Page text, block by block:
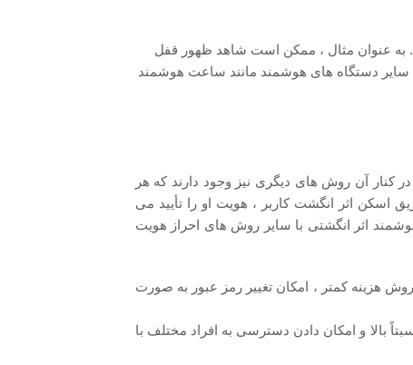
به عنوان مثال ، ممکن است شاهد ظهور قفل
دستگاه ‌های هوشمند مانند ساعت هوشمند
کنار آن‌ روش ‌های دیگری نیز وجود دارند که هر
اسکن اثر انگشت کاربر ، هویت او را تأیید می
اثر انگشتی با سایر روش های احراز هویت
هزینه کمتر ، امکان تغییر رمز عبور به صورت
بالا و امکان دادن دسترسی به افراد مختلف با